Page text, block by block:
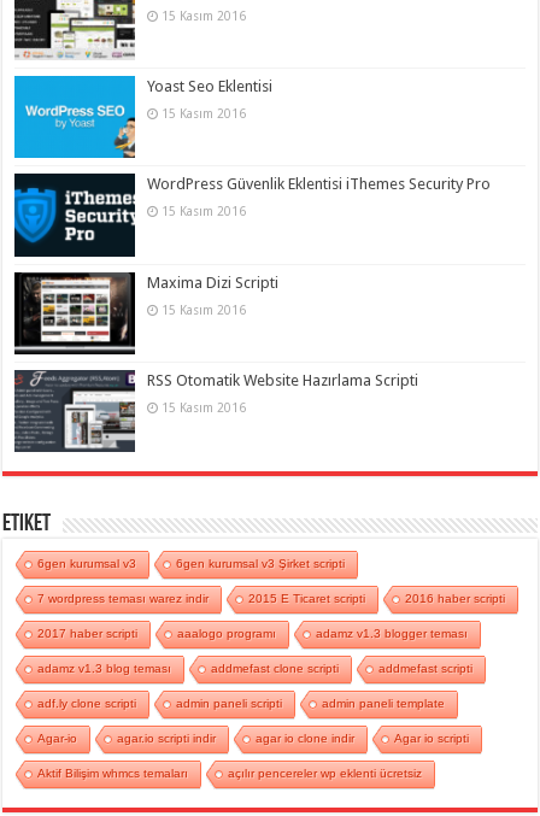
15 Kasım 2016
Yoast Seo Eklentisi
15 Kasım 2016
WordPress Güvenlik Eklentisi iThemes Security Pro
15 Kasım 2016
Maxima Dizi Scripti
15 Kasım 2016
RSS Otomatik Website Hazırlama Scripti
15 Kasım 2016
Etiket
6gen kurumsal v3 6gen kurumsal v3 Şirket scripti
7 wordpress teması warez indir 2015 E Ticaret scripti 2016 haber scripti
2017 haber scripti aaalogo programı adamz v1.3 blogger teması
adamz v1.3 blog teması addmefast clone scripti addmefast scripti
adf.ly clone scripti admin paneli scripti admin paneli template
Agar-io agar.io scripti indir agar io clone indir Agar io scripti
Aktif Bilişim whmcs temaları açılır pencereler wp eklenti ücretsiz